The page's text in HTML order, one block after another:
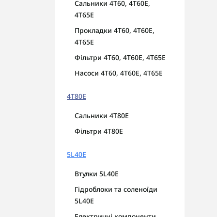
Сальники 4T60, 4T60E,
4Т65E
Прокладки 4T60, 4T60E,
4Т65E
Фільтри 4T60, 4T60E, 4Т65E
Насоси 4T60, 4T60E, 4Т65E
4T80E
Сальники 4T80E
Фільтри 4T80E
5L40E
Втулки 5L40E
Гідроблоки та соленоїди
5L40E